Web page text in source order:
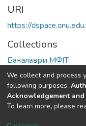
URI
https://
Collections
Бакалаври МФІТ
Full item page
DSpace software
Cookie
We collect and process
following purposes:
Acknowledgement
To learn more, please